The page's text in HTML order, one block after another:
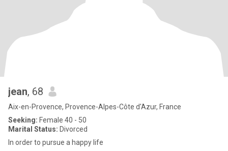
jean, 68
Aix-en-Provence, Provence-Alpes-Côte d'Azur, France
Seeking: Female 40 - 50
Marital Status: Divorced
In order to pursue a happy life